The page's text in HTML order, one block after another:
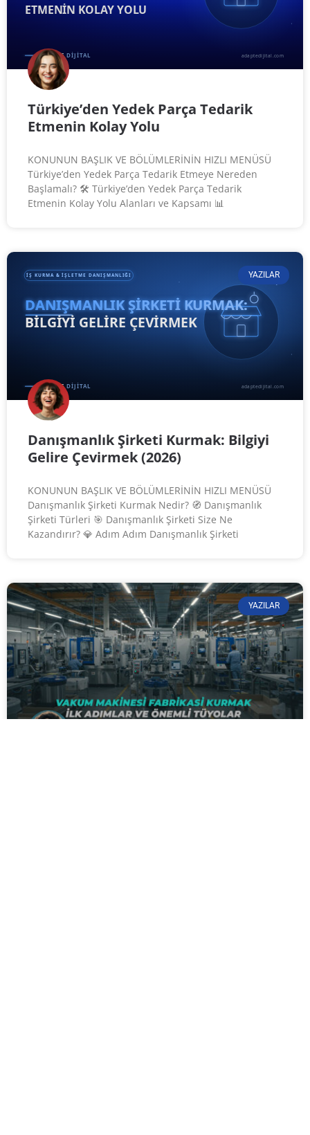
Türkiye’den Yedek Parça Tedarik
Etmenin Kolay Yolu
KONUNUN BAŞLIK VE BÖLÜMLERİNİN HIZLI MENÜSÜ
Türkiye’den Yedek Parça Tedarik Etmeye Nereden
Başlamalı? 🛠️ Türkiye’den Yedek Parça Tedarik
Etmenin Kolay Yolu Alanları ve Kapsamı 📊
YAZILAR
Danışmanlık Şirketi Kurmak: Bilgiyi
Gelire Çevirmek (2026)
KONUNUN BAŞLIK VE BÖLÜMLERİNİN HIZLI MENÜSÜ
Danışmanlık Şirketi Kurmak Nedir? 🧭 Danışmanlık
Şirketi Türleri 🎯 Danışmanlık Şirketi Size Ne
Kazandırır? 💎 Adım Adım Danışmanlık Şirketi
YAZILAR